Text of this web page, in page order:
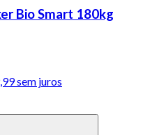
Bio Smart 180kg
sem juros